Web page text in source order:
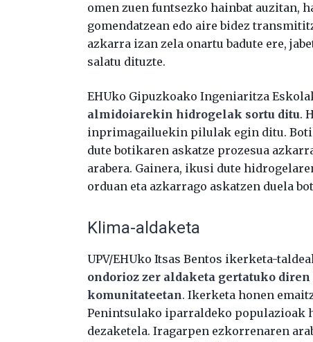
omen zuen funtsezko hainbat auzitan,
gomendatzean edo aire bidez
azkarra izan zela onartu badute ere,
salatu dituzte.
EHUko Gipuzkoako Ingeniaritza
almidoiarekin hidrogelak sortu ditu.
inprimagailuekin pilulak egin ditu.
dute botikaren askatze prozesua
arabera. Gainera, ikusi dute
orduan eta azkarrago askatzen duela
Klima-aldaketa
UPV/EHUko Itsas Bentos ikerketa-
ondorioz zer aldaketa gertatuko
komunitateetan. Ikerketa honen
Penintsulako iparraldeko populazioak
dezaketela. Iragarpen ezkorrenaren